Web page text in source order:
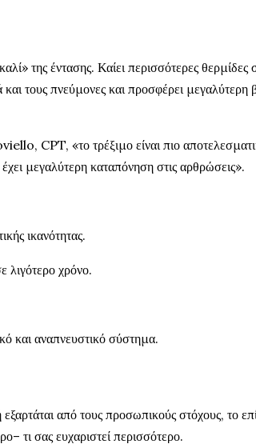
της έντασης. Καίει περισσότερες θερμίδες
και τους πνεύμονες και προσφέρει μεγαλύτερη
CPT, «το τρέξιμο είναι πιο
μεγαλύτερη καταπόνηση στις αρθρώσεις».
ικανότητας.
λιγότερο χρόνο.
και αναπνευστικό σύστημα.
από τους προσωπικούς στόχους, το
τι σας ευχαριστεί περισσότερο.